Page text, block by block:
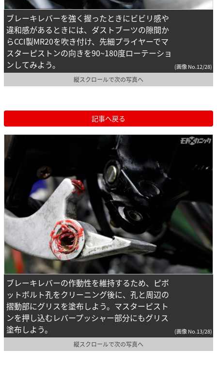
ブレーキレバーを強く握ったときにビビリ感や
違和感があるときには、ダストブーツの隙間か
らCCI製MR20を吹き付け、先細プライヤーでマ
スターピストンの向きを90~180度ローテーショ
ンしてみよう。
(画像 No.12/28)
縦スクロールで次の写真へ
記事へ戻る
ブレーキレバーの作動性を維持するため、ピボ
ットボルト孔をクリーニング後に、孔と周辺の
摺動部にグリスを塗布しよう。マスターピスト
ンを押し込むレバープッシャー部分にもグリス
塗布しよう。
(画像 No.13/28)
縦スクロールで次の写真へ